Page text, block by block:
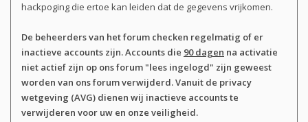
hackpoging die ertoe kan leiden dat de gegevens vrijkomen.
De beheerders van het forum checken regelmatig of er
inactieve accounts zijn. Accounts die 90 dagen na activatie
niet actief zijn op ons forum "lees ingelogd" zijn geweest
worden van ons forum verwijderd. Vanuit de privacy
wetgeving (AVG) dienen wij inactieve accounts te
verwijderen voor uw en onze veiligheid.